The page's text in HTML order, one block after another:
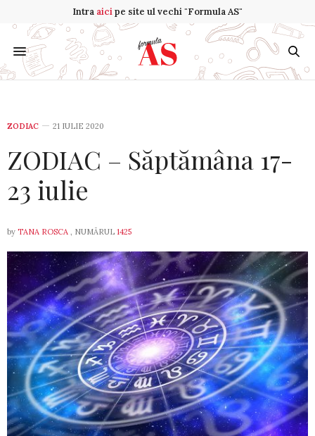
Intra aicipe site ul vechi "Formula AS"
ZODIAC 21 IULIE 2020
ZODIAC – Săptămâna 17-
23 iulie
by TANA ROSCA , NUMĂRUL 1425